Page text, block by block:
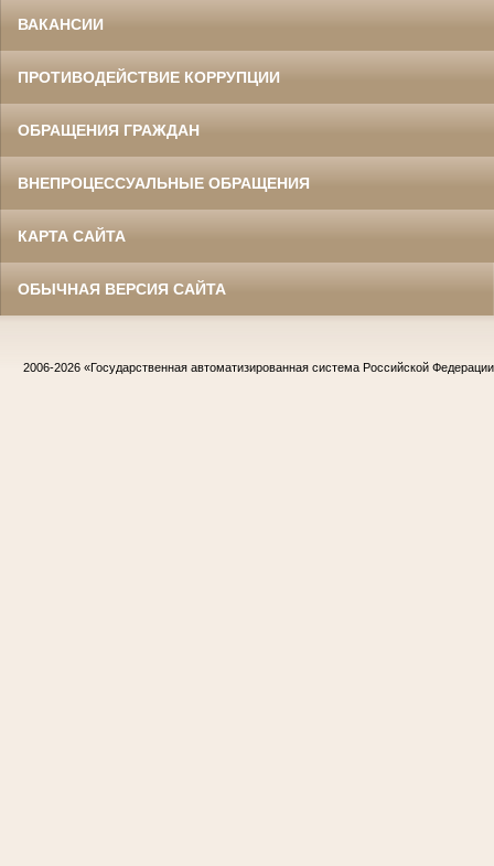
ВАКАНСИИ
ПРОТИВОДЕЙСТВИЕ КОРРУПЦИИ
ОБРАЩЕНИЯ ГРАЖДАН
ВНЕПРОЦЕССУАЛЬНЫЕ ОБРАЩЕНИЯ
КАРТА САЙТА
ОБЫЧНАЯ ВЕРСИЯ САЙТА
2006-2026 «Государственная автоматизированная система Российской